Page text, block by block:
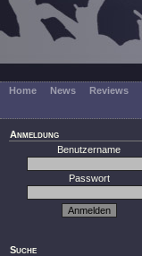
Home News Reviews
Anmeldung
Benutzername
Passwort
Suche